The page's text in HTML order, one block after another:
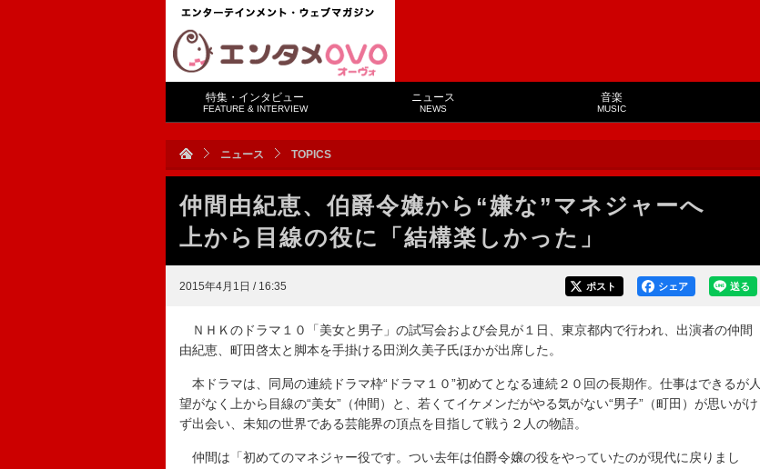
特集・インタビュー
FEATURE & INTERVIEW
ニュース
NEWS
音楽
MUSIC
ニュース TOPICS
仲間由紀恵、伯爵令嬢から“嫌な”マネジャーへ
上から目線の役に「結構楽しかった」
2015年4月1日 / 16:35 送る
シェア
ポスト
ＮＨＫのドラマ１０「美女と男子」の試写会および会見が１日、東京都内で行われ、出演者の仲間
由紀恵、町田啓太と脚本を手掛ける田渕久美子氏ほかが出席した。
本ドラマは、同局の連続ドラマ枠“ドラマ１０”初めてとなる連続２０回の長期作。仕事はできるが人
望がなく上から目線の“美女”（仲間）と、若くてイケメンだがやる気がない“男子”（町田）が思いがけ
ず出会い、未知の世界である芸能界の頂点を目指して戦う２人の物語。
仲間は「初めてのマネジャー役です。つい去年は伯爵令嬢の役をやっていたのが現代に戻りまし